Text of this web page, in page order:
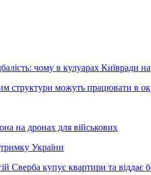
чому в кулуарах Київради
структури можуть працювати в
на дронах для військових
України
Сверба купує квартири та віддає